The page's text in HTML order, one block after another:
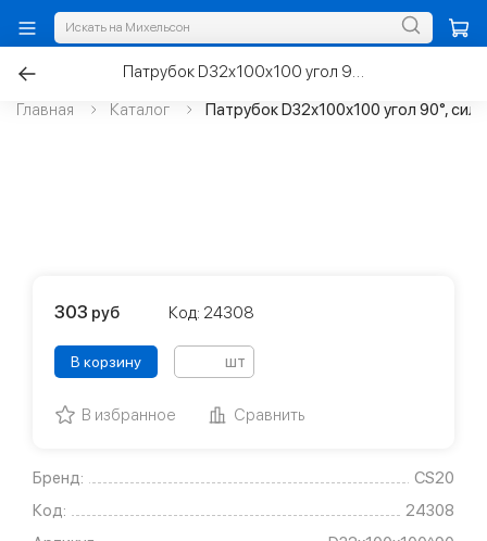
Главная Каталог Патрубок D32х100х100 угол 90°,
Бренд:
CS20
Код:
24308
303 руб Код: 24308
В корзину шт
В избранное Сравнить